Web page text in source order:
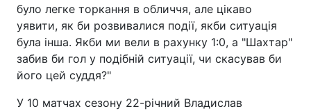
було легке торкання в обличчя, але цікаво
уявити, як би розвивалися події, якби ситуація
була інша. Якби ми вели в рахунку 1:0, а "Шахтар"
забив би гол у подібній ситуації, чи скасував би
його цей суддя?"
У 10 матчах сезону 22-річний Владислав